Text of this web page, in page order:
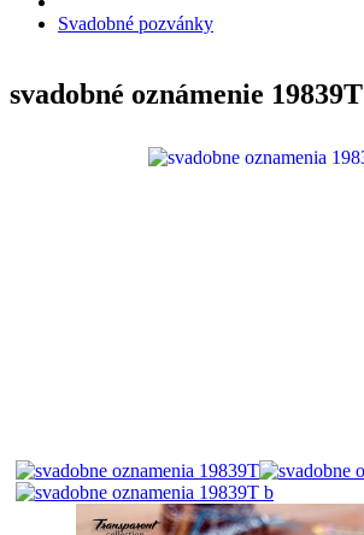
Svadobné pozvánky
svadobné oznámenie 19839T